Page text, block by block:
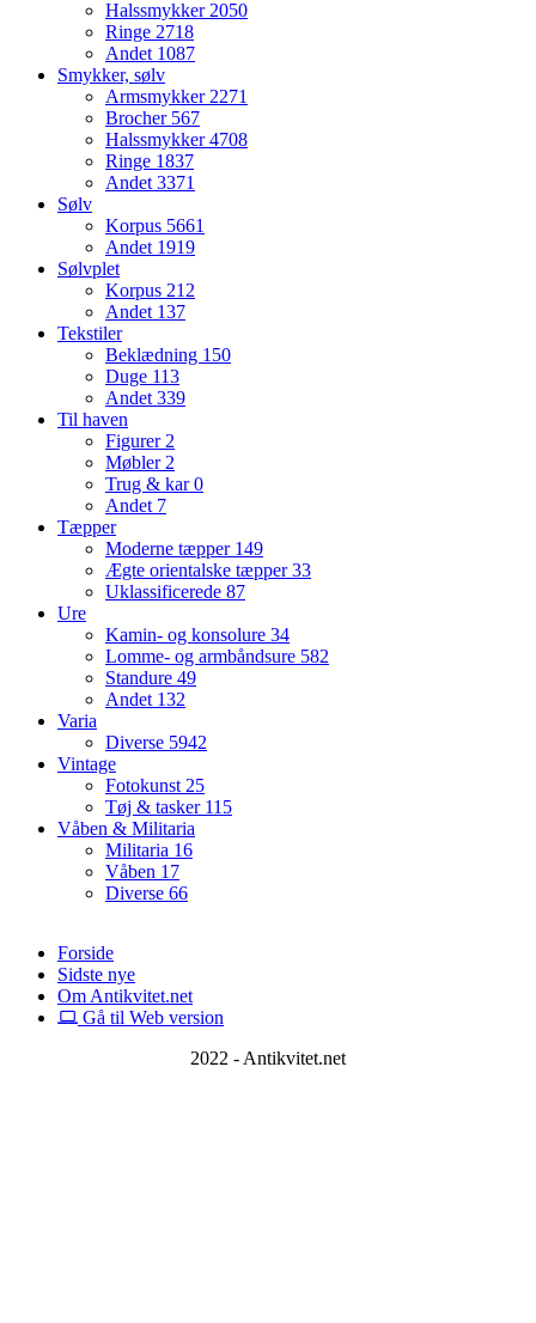
Halssmykker2050
Ringe 2718
Andet 1087
Smykker, sølv
Armsmykker2271
Brocher 567
Halssmykker4708
Ringe 1837
Andet3371
Sølv
Korpus 5661
Andet 1919
Sølvplet
Korpus 212
Andet 137
Tekstiler
Beklædning 150
Duge 113
Andet339
Til haven
Figurer2
Møbler2
Trug & kar0
Andet 7
Tæpper
Moderne tæpper 149
Ægte orientalske tæpper33
Uklassificerede 87
Ure
Kamin- og konsolure 34
Lomme- og armbåndsure 582
Standure 49
Andet 132
Varia
Diverse 5942
Vintage
Fotokunst25
Tøj & tasker 115
Våben & Militaria
Militaria 16
Våben 17
Diverse 66
Forside
Sidste nye
Om Antikvitet.net
Gå til Web version
2022 - Antikvitet.net